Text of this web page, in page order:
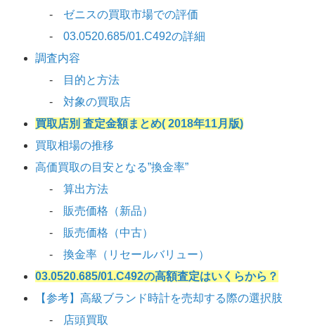
ゼニスの買取市場での評価
03.0520.685/01.C492の詳細
調査内容
目的と方法
対象の買取店
買取店別 査定金額まとめ( 2018年11月版)
買取相場の推移
高価買取の目安となる”換金率”
算出方法
販売価格（新品）
販売価格（中古）
換金率（リセールバリュー）
03.0520.685/01.C492の高額査定はいくらから？
【参考】高級ブランド時計を売却する際の選択肢
店頭買取